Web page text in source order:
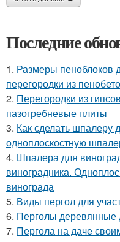
Последние
1. Размеры пеноблоков
перегородки из
2. Перегородки из
пазогребневые плиты
3. Как сделать шпалеру
одноплоскостную
4. Шпалера для
виноградника.
винограда
5. Виды пергол для
6. Перголы деревянные
7. Пергола на даче